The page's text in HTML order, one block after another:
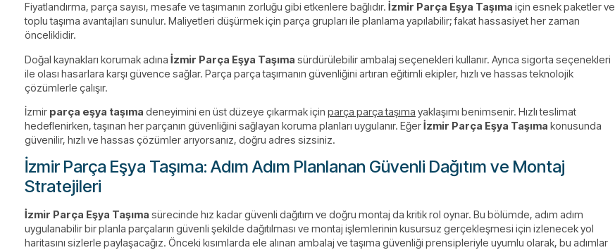
Fiyatlandırma, parça sayısı, mesafe ve taşımanın zorluğu gibi etkenlere bağlıdır. İzmir Parça Eşya Taşıma için esnek paketler ve
toplu taşıma avantajları sunulur. Maliyetleri düşürmek için parça grupları ile planlama yapılabilir; fakat hassasiyet her zaman
önceliklidir.
Doğal kaynakları korumak adına İzmir Parça Eşya Taşıma sürdürülebilir ambalaj seçenekleri kullanır. Ayrıca sigorta seçenekleri
ile olası hasarlara karşı güvence sağlar. Parça parça taşımanın güvenliğini artıran eğitimli ekipler, hızlı ve hassas teknolojik
çözümlerle çalışır.
İzmir parça eşya taşıma deneyimini en üst düzeye çıkarmak için parça parça taşıma yaklaşımı benimsenir. Hızlı teslimat
hedeflenirken, taşınan her parçanın güvenliğini sağlayan koruma planları uygulanır. Eğerİzmir Parça Eşya Taşıma konusunda
güvenilir, hızlı ve hassas çözümler arıyorsanız, doğru adres sizsiniz.
İzmir Parça Eşya Taşıma: Adım Adım Planlanan Güvenli Dağıtım ve Montaj
Stratejileri
İzmir Parça Eşya Taşıma sürecinde hız kadar güvenli dağıtım ve doğru montaj da kritik rol oynar. Bu bölümde, adım adım
uygulanabilir bir planla parçaların güvenli şekilde dağıtılması ve montaj işlemlerinin kusursuz gerçekleşmesi için izlenecek yol
haritasını sizlerle paylaşacağız. Önceki kısımlarda ele alınan ambalaj ve taşıma güvenliği prensipleriyle uyumlu olarak, bu adımlar